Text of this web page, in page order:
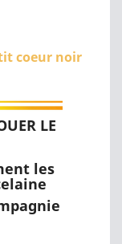
coeur noir
LE
les